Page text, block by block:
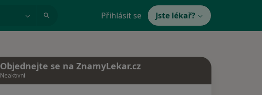
Přihlásit se Jste lékař?
Objednejte se na ZnamyLekar.cz
Neaktivní